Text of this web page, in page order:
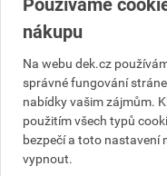
Do košíku přidáte1
(3 956,26Kčbez
Číslo položky:3260001390
Výrobky značky:BOSCH
Používáme
nákupu
Na webu dek.cz
správné fungování
nabídky vašim zájmům.
použitím všech typů
bezpečí a toto nastavení
vypnout.